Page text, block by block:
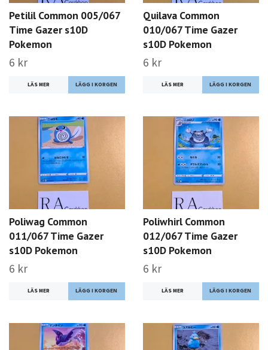
Petilil Common 005/067
Time Gazer s10D
Pokemon
6 kr
LÄS MER
Quilava Common
010/067 Time Gazer
s10D Pokemon
6 kr
LÄS MER
Poliwag Common
011/067 Time Gazer
s10D Pokemon
6 kr
LÄS MER
Poliwhirl Common
012/067 Time Gazer
s10D Pokemon
6 kr
LÄS MER